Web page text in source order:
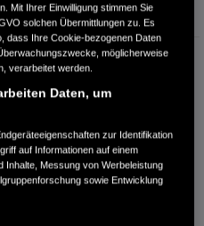
Mit Ihrer Einwilligung stimmen Sie
solchen Übermittlungen zu. Es
dass Ihre Cookie-bezogenen Daten
möglicherweise
verarbeitet werden.
Daten, um
zur Identifikation
auf Informationen auf einem
Inhalte, Messung von Werbeleistung
sowie Entwicklung